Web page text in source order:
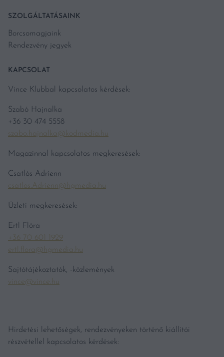
SZOLGÁLTATÁSAINK
Borcsomagjaink
Rendezvény jegyek
KAPCSOLAT
Vince Klubbal kapcsolatos kérdések:
Szabó Hajnalka
+36 30 474 5558
szabo.hajnalka@kodmedia.hu
Magazinnal kapcsolatos megkeresések:
Csatlós Adrienn
csatlos.Adrienn@hgmedia.hu
Üzleti megkeresések:
Ertl Flóra
+36 70 601 1929
ertl.flora@hgmedia.hu
Sajtótájékoztatók, -közlemények
vince@vince.hu
Hirdetési lehetőségek, rendezvényeken történő kiállítói
részvétellel kapcsolatos kérdések: